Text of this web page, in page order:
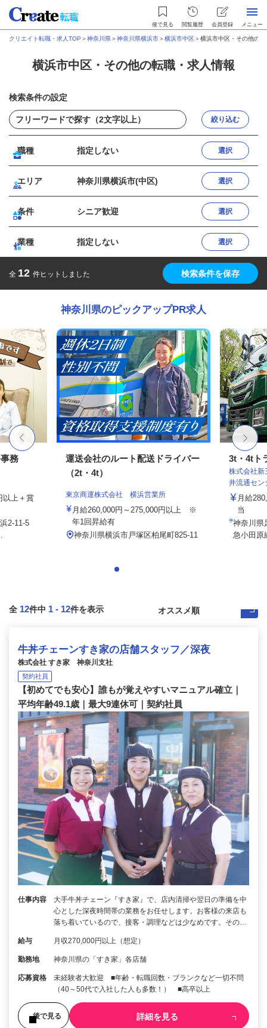
後で見る 閲覧履歴 会員登録 メニュー
クリエイト転職・求人TOP ＞神奈川県＞神奈川県横浜市＞横浜市中区＞横浜市中区・その他の
横浜市中区・その他の転職・求人情報
検索条件の設定
絞り込む
職種 指定しない 選択
エリア 神奈川県横浜市(中区) 選択
条件 シニア歓迎 選択
業種 指定しない 選択
全 12 件ヒットしました 検索条件を保存
神奈川県のピックアップPR求人
務
以上＋賞
2-11-5
運送会社のルート配送ドライバー
（2t・4t）
東京商運株式会社 横浜営業所
月給260,000円～275,000円以上 ※
年1回昇給有
神奈川県横浜市戸塚区柏尾町825-11
3t・4tト
株式会社新
井流通セン
月給
当
神奈川県
急小田原
全 12件中 1 - 12件を表示
牛丼チェーンすき家の店舗スタッフ／深夜
株式会社 すき家 神奈川支社
契約社員
【初めてでも安心】誰もが覚えやすいマニュアル確立｜
平均年齢49.1歳｜最大9連休可｜契約社員
仕事内容
大手牛丼チェーン『すき家』で、店内清掃や翌日の準備を中
心とした深夜時間帯の業務をお任せします。お客様の来店も
落ち着いているので、接客・調理などは少なめです。その…
給与 月収270,000円以上（想定）
勤務地 神奈川県の「すき家」各店舗
応募資格
未経験者大歓迎 ■年齢・転職回数・ブランクなど一切不問
（40～50代で入社した人も多数！） ■高卒以上
後で見る 詳細を見る